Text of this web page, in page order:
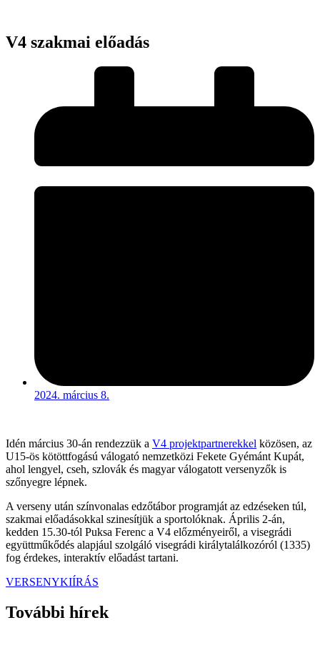
V4 szakmai előadás
2024. március 8.
Idén március 30-án rendezzük a V4 projektpartnerekkel közösen, az
U15-ös kötöttfogású válogató nemzetközi Fekete Gyémánt Kupát,
ahol lengyel, cseh, szlovák és magyar válogatott versenyzők is
szőnyegre lépnek.
A verseny után színvonalas edzőtábor programját az edzéseken túl,
szakmai előadásokkal szinesítjük a sportolóknak. Április 2-án,
kedden 15.30-tól Puksa Ferenc a V4 előzményeiről, a visegrádi
együttműkődés alapjául szolgáló visegrádi királytalálkozóról (1335)
fog érdekes, interaktív előadást tartani.
VERSENYKIÍRÁS
További hírek